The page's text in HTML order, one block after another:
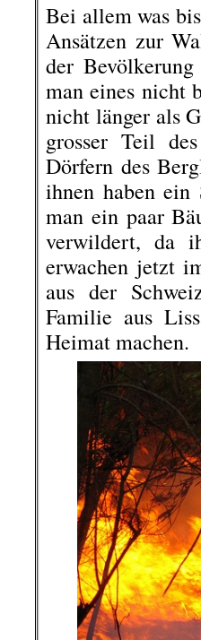
Bei allem was
Ansätzen zur
der
man eines nicht
nicht länger als
grosser Teil
Dörfern des
ihnen haben
man ein paar
verwildert, da
erwachen jetzt
aus der
Familie aus
Heimat machen.